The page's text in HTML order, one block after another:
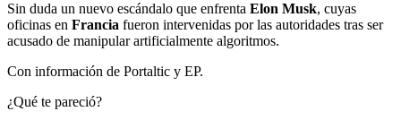
Sin duda un nuevo escándalo que enfrenta Elon Musk, cuyas
oficinas en Francia fueron intervenidas por las autoridades tras ser
acusado de manipular artificialmente algoritmos.
Con información de Portaltic y EP.
¿Qué te pareció?